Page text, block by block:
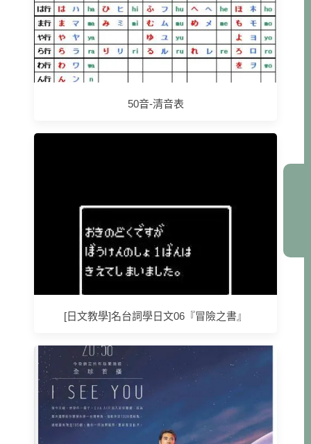
50音-清音表
[日文教學]名台詞學日文06『冒險之書』